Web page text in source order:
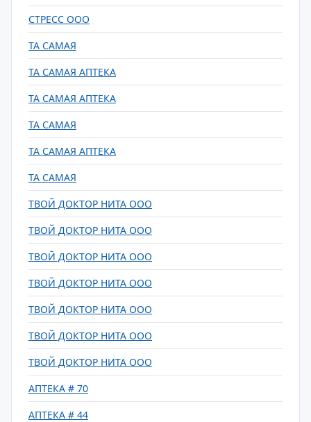
СТРЕСС ООО
ТА САМАЯ
ТА САМАЯ АПТЕКА
ТА САМАЯ АПТЕКА
ТА САМАЯ
ТА САМАЯ АПТЕКА
ТА САМАЯ
ТВОЙ ДОКТОР НИТА ООО
ТВОЙ ДОКТОР НИТА ООО
ТВОЙ ДОКТОР НИТА ООО
ТВОЙ ДОКТОР НИТА ООО
ТВОЙ ДОКТОР НИТА ООО
ТВОЙ ДОКТОР НИТА ООО
ТВОЙ ДОКТОР НИТА ООО
АПТЕКА # 70
АПТЕКА # 44